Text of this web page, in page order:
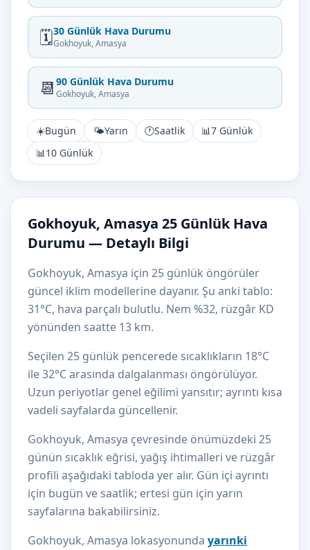
🗓️30 Günlük Hava Durumu
Gokhoyuk, Amasya
📆 90 Günlük Hava Durumu
Gokhoyuk, Amasya
☀️Bugün 🌤️Yarın 🕐Saatlik 📊7 Günlük
📊10 Günlük
Gokhoyuk, Amasya 25 Günlük Hava
Durumu — Detaylı Bilgi
Gokhoyuk, Amasya için 25 günlük öngörüler
güncel iklim modellerine dayanır. Şu anki tablo:
31°C, hava parçalı bulutlu. Nem %32, rüzgâr KD
yönünden saatte 13 km.
Seçilen 25 günlük pencerede sıcaklıkların 18°C
ile 32°C arasında dalgalanması öngörülüyor.
Uzun periyotlar genel eğilimi yansıtır; ayrıntı kısa
vadeli sayfalarda güncellenir.
Gokhoyuk, Amasya çevresinde önümüzdeki 25
günün sıcaklık eğrisi, yağış ihtimalleri ve rüzgâr
profili aşağıdaki tabloda yer alır. Gün içi ayrıntı
için bugün ve saatlik; ertesi gün için yarın
sayfalarına bakabilirsiniz.
Gokhoyuk, Amasya lokasyonunda yarınki